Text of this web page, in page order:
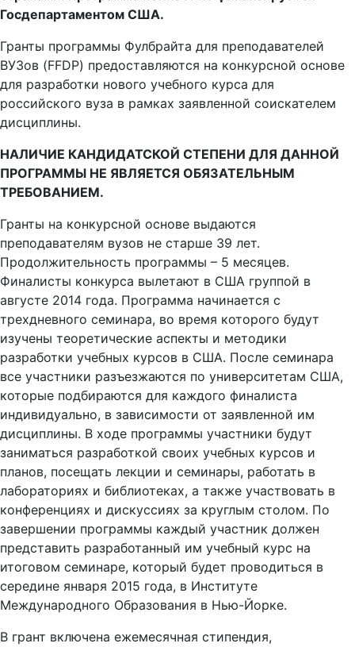
Гранты программы Фулбрайта для преподавателей
ВУЗов (FFDP) предоставляются на конкурсной основе
для разработки нового учебного курса для
российского вуза в рамках заявленной соискателем
дисциплины.
ПРОГРАММЫ НЕ ЯВЛЯЕТСЯ ОБЯЗАТЕЛЬНЫМ
ТРЕБОВАНИЕМ.
преподавателям вузов не старше 39 лет.
Продолжительность программы – 5 месяцев.
Финалисты конкурса вылетают в США группой в
августе 2014 года. Программа начинается с
трехдневного семинара, во время которого будут
изучены теоретические аспекты и методики
разработки учебных курсов в США. После семинара
все участники разъезжаются по университетам США,
которые подбираются для каждого финалиста
индивидуально, в зависимости от заявленной им
дисциплины. В ходе программы участники будут
заниматься разработкой своих учебных курсов и
планов, посещать лекции и семинары, работать в
лабораториях и библиотеках, а также участвовать в
конференциях и дискуссиях за круглым столом. По
завершении программы каждый участник должен
представить разработанный им учебный курс на
итоговом семинаре, который будет проводиться в
середине января 2015 года, в Институте
Международного Образования в Нью-Йорке.
В грант включена ежемесячная стипендия,
ограниченная медицинская страховка и оплата